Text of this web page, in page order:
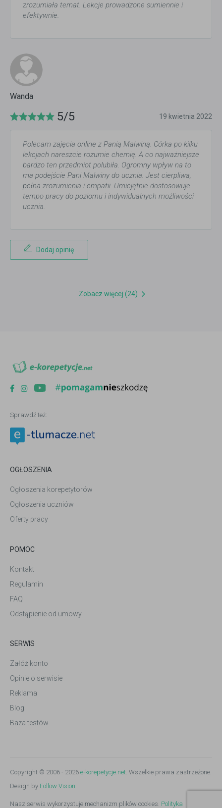
zrozumiała temat. Lekcje prowadzone sumiennie i
efektywnie.
Wanda
5/5 19 kwietnia 2022
Polecam zajęcia online z Panią Malwiną. Córka po kilku
lekcjach nareszcie rozumie chemię. A co najważniejsze
bardzo ten przedmiot polubiła. Ogromny wpływ na to
ma podejście Pani Malwiny do ucznia. Jest cierpliwa,
pełna zrozumienia i empatii. Umiejętnie dostosowuje
tempo pracy do poziomu i indywidualnych możliwości
ucznia.
Dodaj opinię
Zobacz więcej (24)
Sprawdź też:
OGŁOSZENIA
Ogłoszenia korepetytorów
Ogłoszenia uczniów
Oferty pracy
POMOC
Kontakt
Regulamin
FAQ
Odstąpienie od umowy
SERWIS
Załóż konto
Opinie o serwisie
Reklama
Blog
Baza testów
Copyright © 2006 - 2026 e-korepetycje.net. Wszelkie prawa zastrzeżone.
Design by Follow Vision
Nasz serwis wykorzystuje mechanizm plików cookies. Polityka